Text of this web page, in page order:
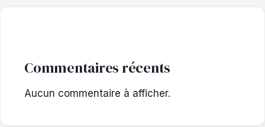
Commentaires récents
Aucun commentaire à afficher.